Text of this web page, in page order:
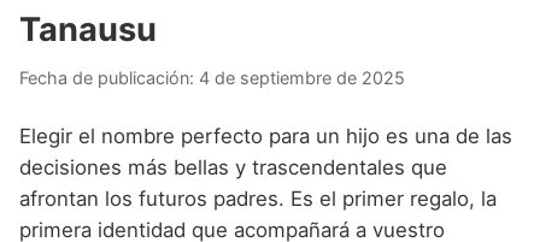
Nombres de niño que empiezan por D
Nombres de niño que empiezan por E
Nombres de Niño Asturianos
Nombres de Niño Baleares
Nombres de Niño Celtas
Nombres de Niño Egipcios
Nombres de Niño Alemanes
Nombres de Niño Americanos
Buscar
Tanausu
Fecha de publicación: 4 de septiembre de 2025
Elegir el nombre perfecto para un hijo es una de las
decisiones más bellas y trascendentales que
afrontan los futuros padres. Es el primer regalo, la
primera identidad que acompañará a vuestro